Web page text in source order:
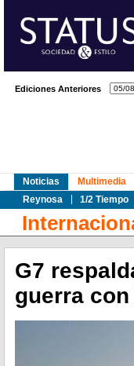
Ediciones Anteriores
Noticias
Reynosa
1/2 Tiempo
Multimedia
G7
guerra con